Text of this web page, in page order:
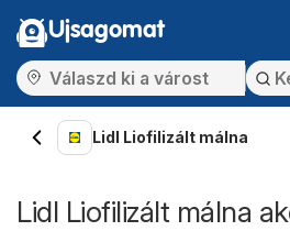
Ujsagomat
Lidl Liofilizált málna
Lidl Liofilizált málna